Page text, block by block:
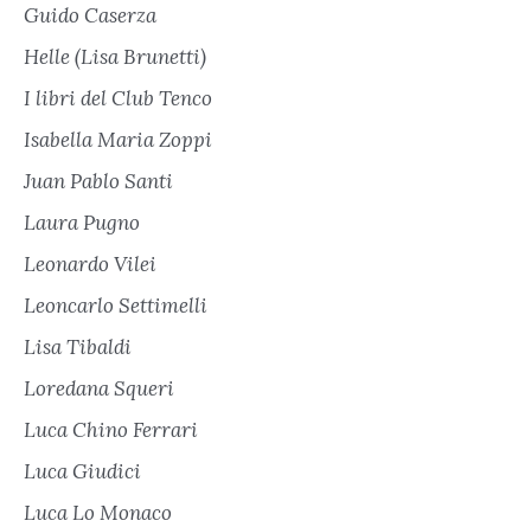
Guido Caserza
Helle (Lisa Brunetti)
I libri del Club Tenco
Isabella Maria Zoppi
Juan Pablo Santi
Laura Pugno
Leonardo Vilei
Leoncarlo Settimelli
Lisa Tibaldi
Loredana Squeri
Luca Chino Ferrari
Luca Giudici
Luca Lo Monaco